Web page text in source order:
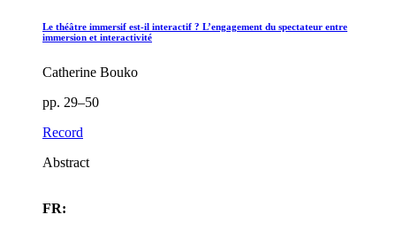
Le théâtre immersif est-il interactif ? L’engagement du spectateur entre
immersion et interactivité
Catherine Bouko
pp. 29–50
Record
Abstract
FR: